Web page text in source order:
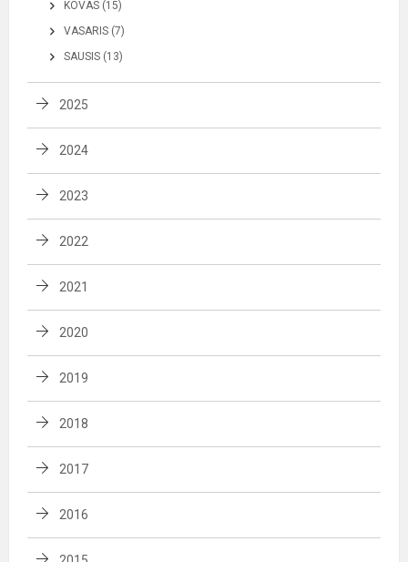
KOVAS (15)
VASARIS (7)
SAUSIS (13)
2025
2024
2023
2022
2021
2020
2019
2018
2017
2016